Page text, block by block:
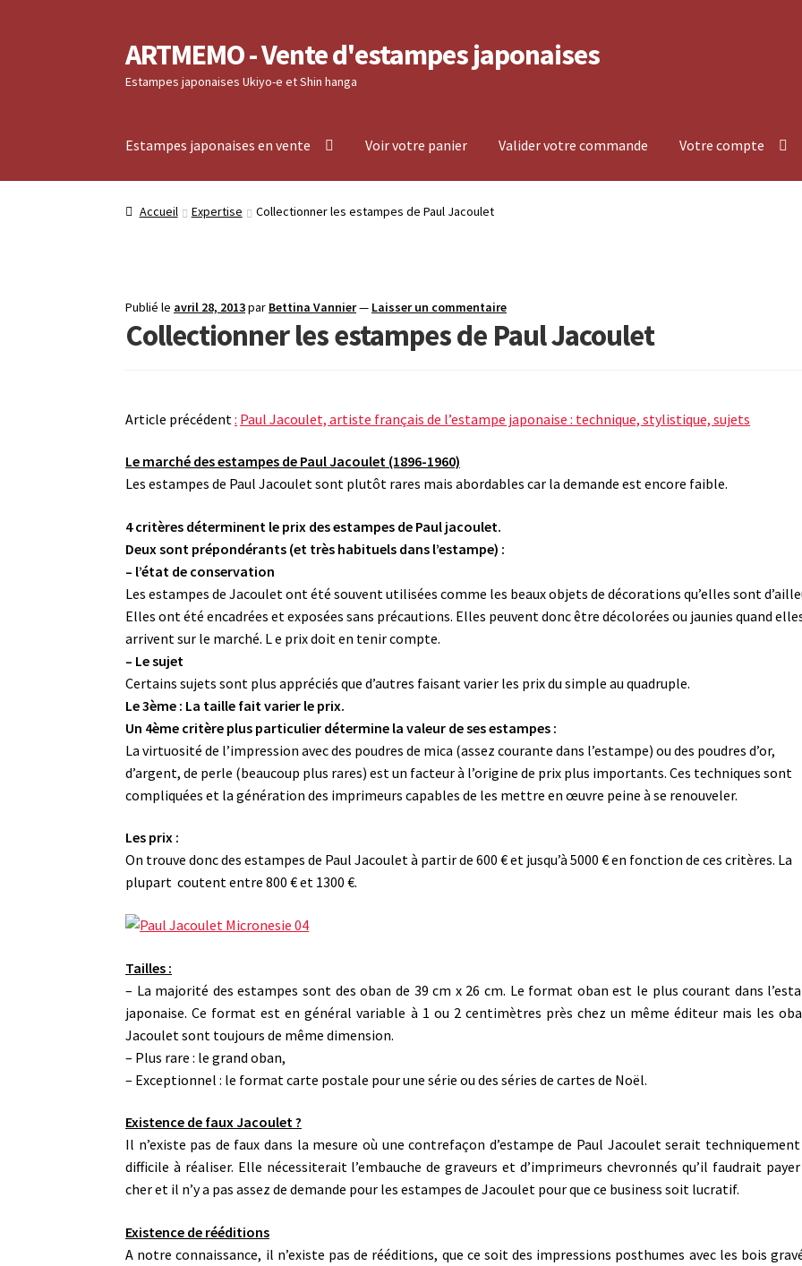
Aller
à
la
Aller
au
contenu
ARTMEMO - Vente d'estampes japonaises
Estampes japonaises Ukiyo-e et Shin hanga
Estampes japonaises en vente Voir votre panier Valider votre commande Votre compte
Accueil Frais d’envoi, délais de Livraison, règlement et retour
Accueil Expertise Collectionner les estampes de Paul Jacoulet
Publié le avril 28, 2013par Bettina Vannier— Laisser un commentaire
Collectionner les estampes de Paul Jacoulet
Article précédent: Paul Jacoulet, artiste français de l’estampe japonaise : technique, stylistique, sujets
Le marché des estampes de Paul Jacoulet (1896-1960)
Les estampes de Paul Jacoulet sont plutôt rares mais abordables car la demande est encore faible.
4 critères déterminent le prix des estampes de Paul jacoulet.
Deux sont prépondérants (et très habituels dans l’estampe) :
– l’état de conservation
Les estampes de Jacoulet ont été souvent utilisées comme les beaux objets de décorations qu’elles sont
Elles ont été encadrées et exposées sans précautions. Elles peuvent donc être décolorées ou jaunies quand
arrivent sur le marché. L e prix doit en tenir compte.
– Le sujet
Certains sujets sont plus appréciés que d’autres faisant varier les prix du simple au quadruple.
Le 3ème : La taille fait varier le prix.
Un 4ème critère plus particulier détermine la valeur de ses estampes :
La virtuosité de l’impression avec des poudres de mica (assez courante dans l’estampe) ou des poudres d’or,
d’argent, de perle (beaucoup plus rares) est un facteur à l’origine de prix plus importants. Ces techniques sont
compliquées et la génération des imprimeurs capables de les mettre en œuvre peine à se renouveler.
Les prix :
On trouve donc des estampes de Paul Jacoulet à partir de 600 € et jusqu’à 5000 € en fonction de ces critères. La
plupart coutent entre 800 € et 1300 €.
Tailles :
– La majorité des estampes sont des oban de 39 cm x 26 cm. Le format oban est le plus courant dans
japonaise. Ce format est en général variable à 1 ou 2 centimètres près chez un même éditeur mais les
Jacoulet sont toujours de même dimension.
– Plus rare : le grand oban,
– Exceptionnel : le format carte postale pour une série ou des séries de cartes de Noël.
Existence de faux Jacoulet ?
Il n’existe pas de faux dans la mesure où une contrefaçon d’estampe de Paul Jacoulet serait
difficile à réaliser. Elle nécessiterait l’embauche de graveurs et d’imprimeurs chevronnés qu’il faudrait
cher et il n’y a pas assez de demande pour les estampes de Jacoulet pour que ce business soit lucratif.
Existence de rééditions
A notre connaissance, il n’existe pas de rééditions, que ce soit des impressions posthumes avec les bois